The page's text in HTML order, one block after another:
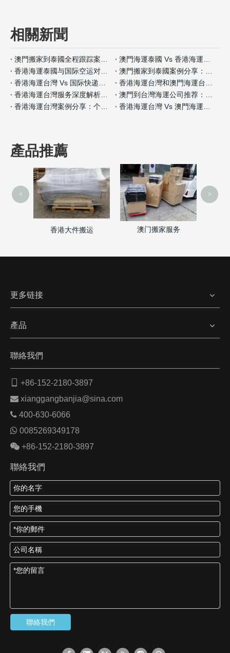
相關新聞
產品推薦
香港大件搬运 澳门搬家服务
< >
更多链接
產品
聯絡我們
+86-152-2180-3897
 xianggangbanjia@sina.com
 400-630-6066
 0085269349178
 +86-152-2180-3897
聯絡我們
聯絡我們